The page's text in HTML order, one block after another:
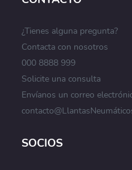
¿Tienes alguna pregunta?
Contacta con nosotros
000 8888 999
Solicite una consulta
Envíanos un correo
SOCIOS